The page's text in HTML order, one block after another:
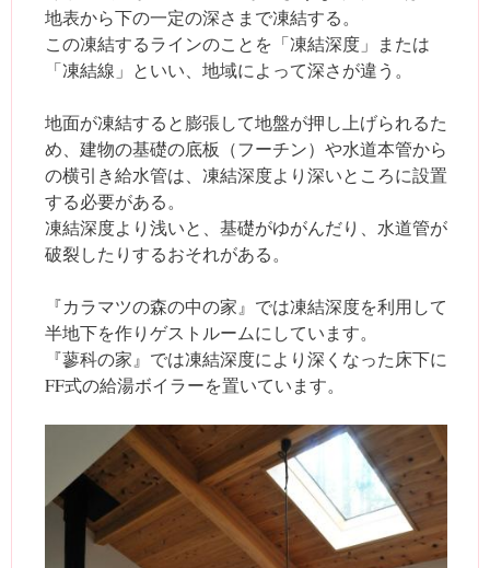
地表から下の一定の深さまで凍結する。
この凍結するラインのことを「凍結深度」または
「凍結線」といい、地域によって深さが違う。
地面が凍結すると膨張して地盤が押し上げられるた
め、建物の基礎の底板（フーチン）や水道本管から
の横引き給水管は、凍結深度より深いところに設置
する必要がある。
凍結深度より浅いと、基礎がゆがんだり、水道管が
破裂したりするおそれがある。
『カラマツの森の中の家』では凍結深度を利用して
半地下を作りゲストルームにしています。
『蓼科の家』では凍結深度により深くなった床下に
FF式の給湯ボイラーを置いています。